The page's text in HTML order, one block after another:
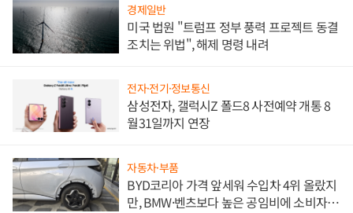
경제일반
미국 법원 "트럼프 정부 풍력 프로젝트 동결
조치는 위법", 해제 명령 내려
전자·전기·정보통신
삼성전자, 갤럭시Z 폴드8 사전예약 개통 8
월31일까지 연장
자동차·부품
BYD코리아 가격 앞세워 수입차 4위 올랐지
만, BMW·벤츠보다 높은 공임비에 소비자